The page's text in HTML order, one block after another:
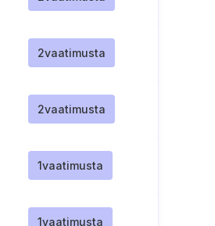
2vaatimusta
2vaatimusta
1vaatimusta
1vaatimusta